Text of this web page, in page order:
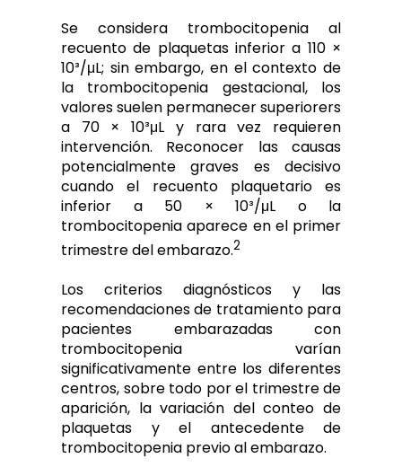
Se considera trombocitopenia al
recuento de plaquetas inferior a 110 ×
10³/μL; sin embargo, en el contexto de
la trombocitopenia gestacional, los
valores suelen permanecer superiorers
a 70 × 10³μL y rara vez requieren
intervención. Reconocer las causas
potencialmente graves es decisivo
cuando el recuento plaquetario es
inferior a 50 × 10³/μL o la
trombocitopenia aparece en el primer
trimestre del embarazo.2
Los criterios diagnósticos y las
recomendaciones de tratamiento para
pacientes embarazadas con
trombocitopenia varían
significativamente entre los diferentes
centros, sobre todo por el trimestre de
aparición, la variación del conteo de
plaquetas y el antecedente de
trombocitopenia previo al embarazo.